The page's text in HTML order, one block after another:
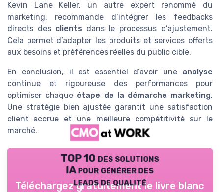
Kevin Lane Keller, un autre expert renommé du
marketing, recommande d’intégrer les feedbacks
directs des clients dans le processus d’ajustement.
Cela permet d’adapter les produits et services offerts
aux besoins et préférences réelles du public cible.
En conclusion, il est essentiel d’avoir une analyse
continue et rigoureuse des performances pour
optimiser chaque étape de la démarche marketing.
Une stratégie bien ajustée garantit une satisfaction
client accrue et une meilleure compétitivité sur le
marché.
TOP 10 des solutions
IA pour générer des
leads de qualité
Téléchargez gratuitement le livre blanc